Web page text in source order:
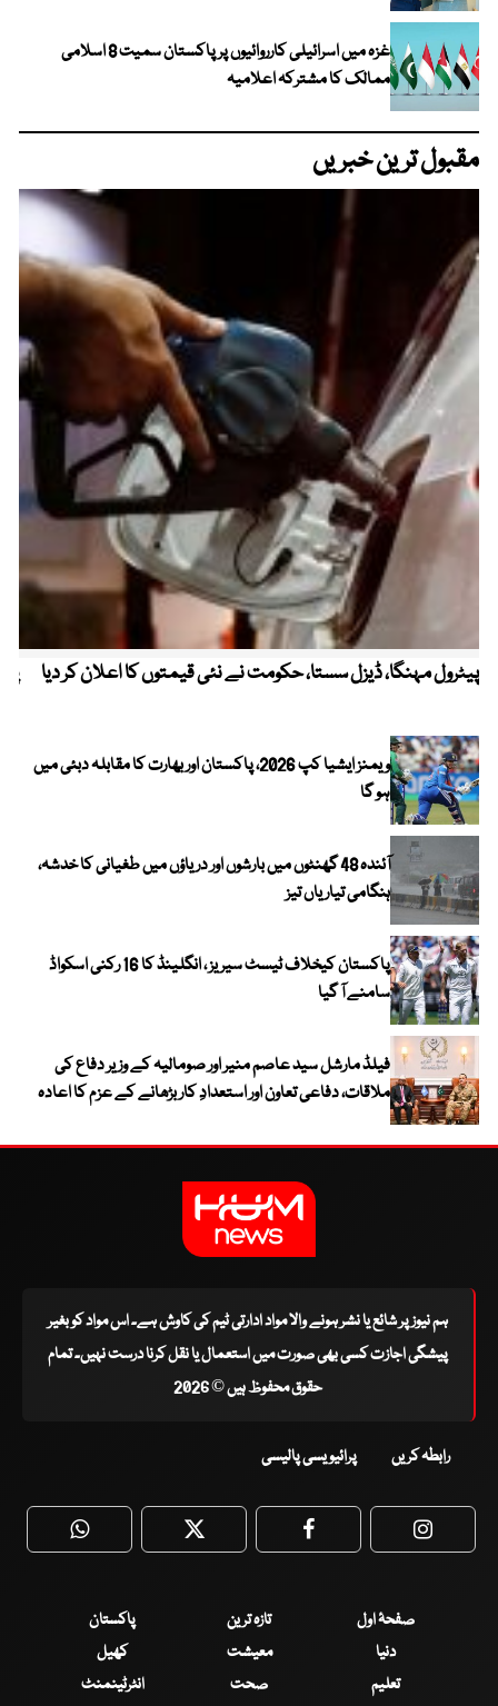
غزہ میں اسرائیلی کارروائیوں پر پاکستان سمیت 8 اسلامی
ممالک کا مشترکہ اعلامیہ
مقبول ترین خبریں
پیٹرول مہنگا، ڈیزل سستا، حکومت نے نئی قیمتوں کا اعلان کر دیا
ویمنز ایشیا کپ 2026، پاکستان اور بھارت کا مقابلہ دبئی میں
ہو گا
آئندہ 48 گھنٹوں میں بارشوں اور دریاؤں میں طغیانی کا خدشہ،
ہنگامی تیاریاں تیز
پاکستان کیخلاف ٹیسٹ سیریز ، انگلینڈ کا 16 رکنی اسکواڈ
سامنے آ گیا
فیلڈ مارشل سید عاصم منیر اور صومالیہ کے وزیر دفاع کی
ملاقات، دفاعی تعاون اور استعدادِ کار بڑھانے کے عزم کا اعادہ
ہم نیوز پر شائع یا نشر ہونے والا مواد ادارتی ٹیم کی کاوش ہے۔ اس مواد کو بغیر
پیشگی اجازت کسی بھی صورت میں استعمال یا نقل کرنا درست نہیں۔ تمام
حقوق محفوظ ہیں © 2026
رابطہ کریں پرائیویسی پالیسی
WhatsApp Twitter Facebook
صفحۂ اول تازہ ترین
پاکستان
دنیا
معیشت
کھیل
تعلیم
صحت
انٹرٹینمنٹ